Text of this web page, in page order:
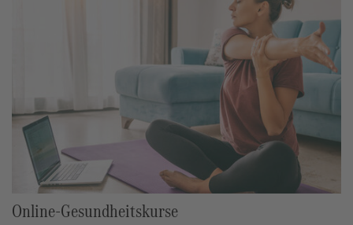
Online-Gesundheitskurse